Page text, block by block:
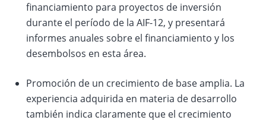
financiamiento para proyectos de inversión
durante el período de la AIF-12, y presentará
informes anuales sobre el financiamiento y los
desembolsos en esta área.
Promoción de un crecimiento de base amplia. La
experiencia adquirida en materia de desarrollo
también indica claramente que el crecimiento